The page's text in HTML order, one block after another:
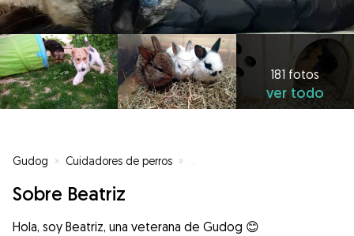
181 fotos
ver todo
Gudog » Cuidadores de perros »
Sobre Beatriz
Hola, soy Beatriz, una veterana de Gudog 😊